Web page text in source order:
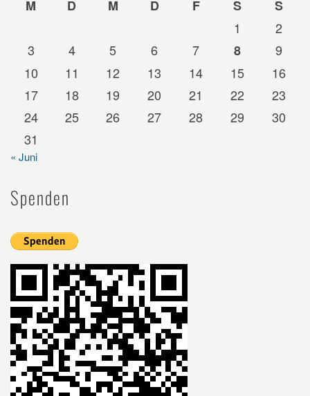
M D M D F S
S
1
2
3
4 5 6 7 8
9
10
11 12 13 14 15
16
17
18 19 20 21 22
23
24
25 26 27 28 29
30
31
« Juni
Spenden